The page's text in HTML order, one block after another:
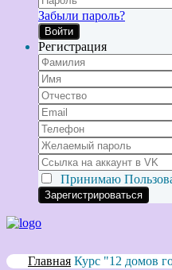
Забыли пароль?
Войти
Регистрация
Принимаю
Главная Курс "12 домов